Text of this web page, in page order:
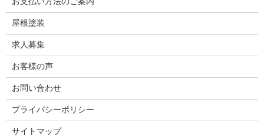
屋根塗装
求人募集
お客様の声
お問い合わせ
プライバシーポリシー
サイトマップ